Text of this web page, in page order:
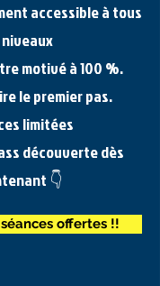
accessible à tous
motivé à 100 %.
le premier pas.
limitées
découverte dès
👇
offertes !!